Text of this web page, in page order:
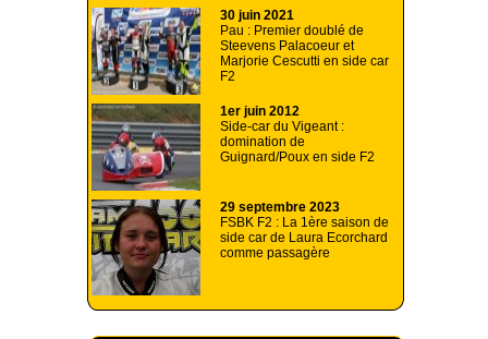
30 juin 2021
Pau : Premier doublé de
Steevens Palacoeur et
Marjorie Cescutti en side car
F2
1er juin 2012
Side-car du Vigeant :
domination de
Guignard/Poux en side F2
29 septembre 2023
FSBK F2 : La 1ère saison de
side car de Laura Ecorchard
comme passagère